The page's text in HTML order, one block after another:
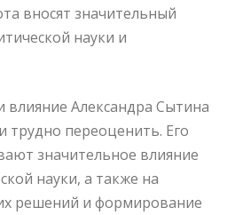
вносят значительный
науки и
влияние Александра Сытина
трудно переоценить. Его
значительное влияние
науки, а также на
решений и формирование